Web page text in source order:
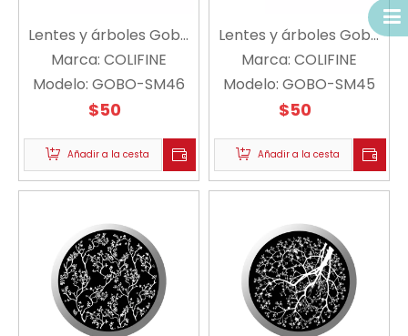
Lentes y árboles Gobo
Gobo D SM46 -
COLIFINE
Marca: COLIFINE
Modelo: GOBO-SM46
$50
Añadir a la cesta
Lentes y árboles Gobo
Gobo C SM45 -
COLIFINE
Marca: COLIFINE
Modelo: GOBO-SM45
$50
Añadir a la cesta